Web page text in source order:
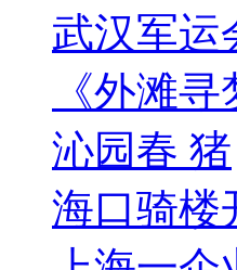
武汉军运
《外滩
沁园春 猪
海口骑楼